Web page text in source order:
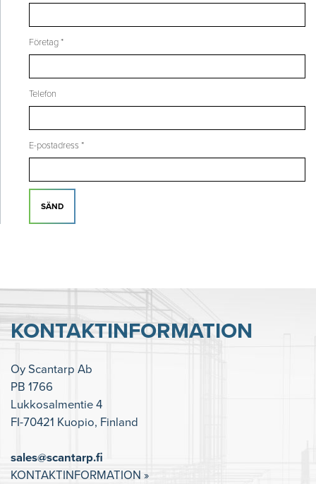
Företag *
Telefon
E-postadress *
SÄND
KONTAKTINFORMATION
Oy Scantarp Ab
PB 1766
Lukkosalmentie 4
FI-70421 Kuopio, Finland
sales@scantarp.fi
KONTAKTINFORMATION »